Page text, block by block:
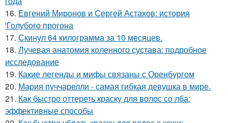
16. Евгений Миронов и Сергей Астахов: история
'Голубого прогона
17. Скинул 64 килограмма за 10 месяцев.
18. Лучевая анатомия коленного сустава: подробное
исследование
19. Какие легенды и мифы связаны с Оренбургом
20. Мария пуччарелли - самая гибкая девушка в мире.
21. Как быстро оттереть краску для волос со лба:
эффективные способы